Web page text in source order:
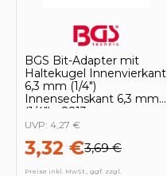
BGS Bit-Adapter mit
Haltekugel Innenvierkant
6,3 mm (1/4")
Innensechskant 6,3 mm
(1/4") - 8213
3,32 €3,69 €
UVP: 4,27 €
Preise inkl. MwSt., ggf. zzgl.